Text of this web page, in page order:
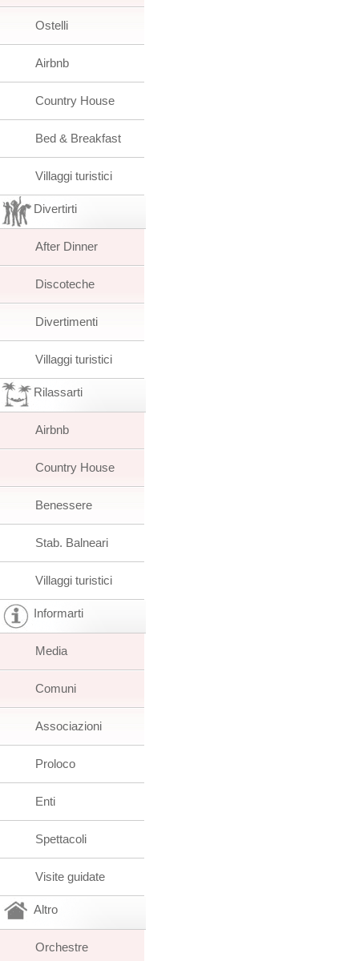
Ostelli
Airbnb
Country House
Bed & Breakfast
Villaggi turistici
Divertirti
After Dinner
Discoteche
Divertimenti
Villaggi turistici
Rilassarti
Airbnb
Country House
Benessere
Stab. Balneari
Villaggi turistici
Informarti
Media
Comuni
Associazioni
Proloco
Enti
Spettacoli
Visite guidate
Altro
Orchestre